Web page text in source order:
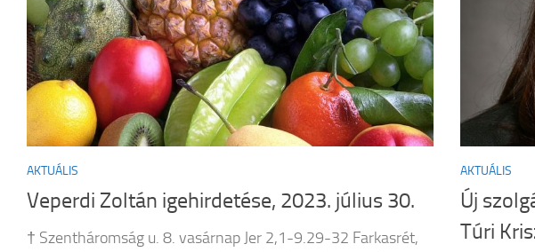
AKTUÁLIS
Veperdi Zoltán igehirdetése, 2023. július 30.
† Szentháromság u. 8. vasárnap Jer 2,1-9.29-32 Farkasrét,
AKTUÁLIS
Új
Túri